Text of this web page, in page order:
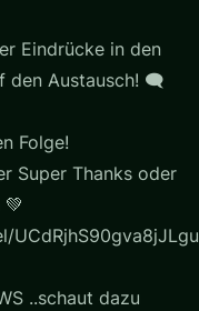
Eindrücke in den
den Austausch! 🗨️
Folge!
Super Thanks oder
..schaut dazu